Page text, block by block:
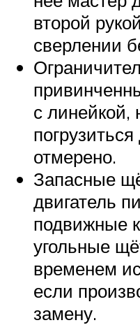
второй
сверлении
с линейкой,
отмерено.
Запасные
двигатель
подвижные
угольные
временем
если
замену.